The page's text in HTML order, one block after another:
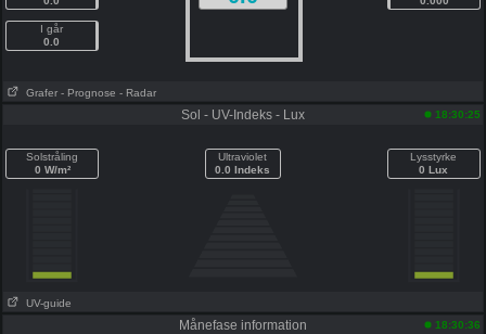
I går
0.0
Grafer - Prognose - Radar
Sol - UV-Indeks - Lux 18:30:25
Solstråling
0 W/m²
Ultraviolet
0.0 Indeks
Lysstyrke
0 Lux
UV-guide
Månefase information 18:30:36